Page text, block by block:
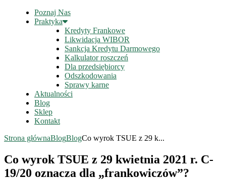
Poznaj Nas
Praktyka
Kredyty Frankowe
Likwidacja WIBOR
Sankcja Kredytu Darmowego
Kalkulator roszczeń
Dla przedsiębiorcy
Odszkodowania
Sprawy karne
Aktualności
Blog
Sklep
Kontakt
Strona głównaBlogBlogCo wyrok TSUE z 29 k...
Co wyrok TSUE z 29 kwietnia 2021 r. C-
19/20 oznacza dla „frankowiczów”?